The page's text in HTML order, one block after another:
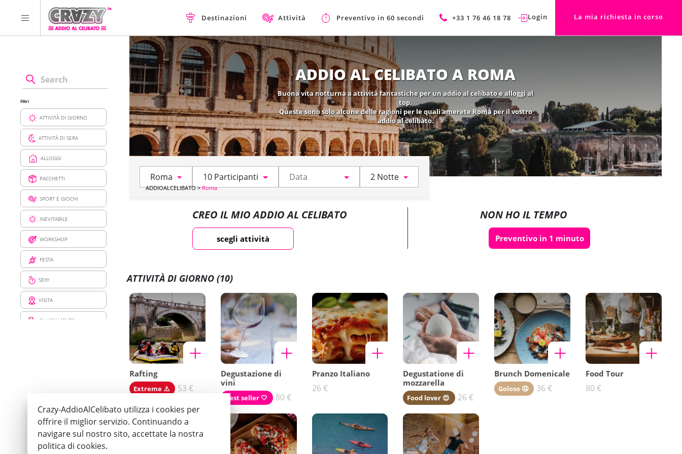
Destinazioni Attività Preventivo in 60 secondi +33 1 76 46 18 78 Login La mia richiesta in corso
Filtri
ATTIVITÀ DI GIORNO
ATTIVITÀ DI SERA
ALLOGGI
PACCHETTI
SPORT E GIOCHI
INEVITABILE
WORKSHOP
FESTA
SEXY
VISITA
RILASSAMENTO
ADDIO AL CELIBATO A ROMA
Buona vita notturna a attività fantastiche per un addio al celibato e alloggi al
top.
Queste sono solo alcune delle ragioni per le quali amerete Roma per il vostro
addio al celibato.
Roma 10 Participanti 2 Notte
ADDIOALCELIBATO>Roma
CREO IL MIO ADDIO AL CELIBATO
scegli attività
NON HO IL TEMPO
Preventivo in 1 minuto
ATTIVITÀ DI GIORNO (10)
Rafting
Extreme ⚠️ 53 €
Degustazione di
vini
Best seller 🤍 80 €
Pranzo Italiano
26 €
Degustatione di
mozzarella
Food lover 😍 26 €
Brunch Domenicale
Goloso 🤤 36 €
Food Tour
80 €
Crazy-AddioAlCelibato utilizza i cookies per
offrire il miglior servizio. Continuando a
navigare sul nostro sito, accettate la nostra
politica di cookies.